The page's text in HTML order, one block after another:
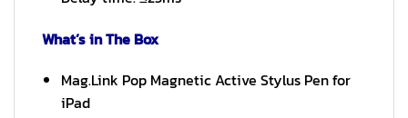
What’s in The Box
Mag.Link Pop Magnetic Active Stylus Pen for
iPad